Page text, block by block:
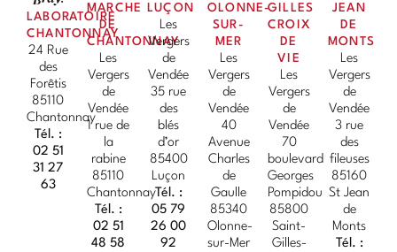
LABORATOIRE
CHANTONNAY
24 Rue
des
Forêtis
85110
Chantonnay
Tél. :
02 51
31 27
63
MARCHE
DE
CHANTONNAY
Les
Vergers
de
Vendée
1 rue de
la
rabine
85110
Chantonnay
Tél. :
02 51
48 58
LUÇON
Les
Vergers
de
Vendée
35 rue
des
blés
d’or
85400
Luçon
Tél. :
05 79
26 00
92
OLONNE-
SUR-
MER
Les
Vergers
de
Vendée
40
Avenue
Charles
de
Gaulle
85340
Olonne-
sur-Mer
GILLES
CROIX
DE
VIE
Les
Vergers
de
Vendée
70
boulevard
Georges
Pompidou
85800
Saint-
Gilles-
JEAN
DE
MONTS
Les
Vergers
de
Vendée
3 rue
des
fileuses
85160
St Jean
de
Monts
Tél. :